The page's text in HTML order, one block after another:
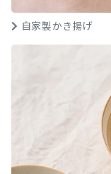
自家製かき揚げ